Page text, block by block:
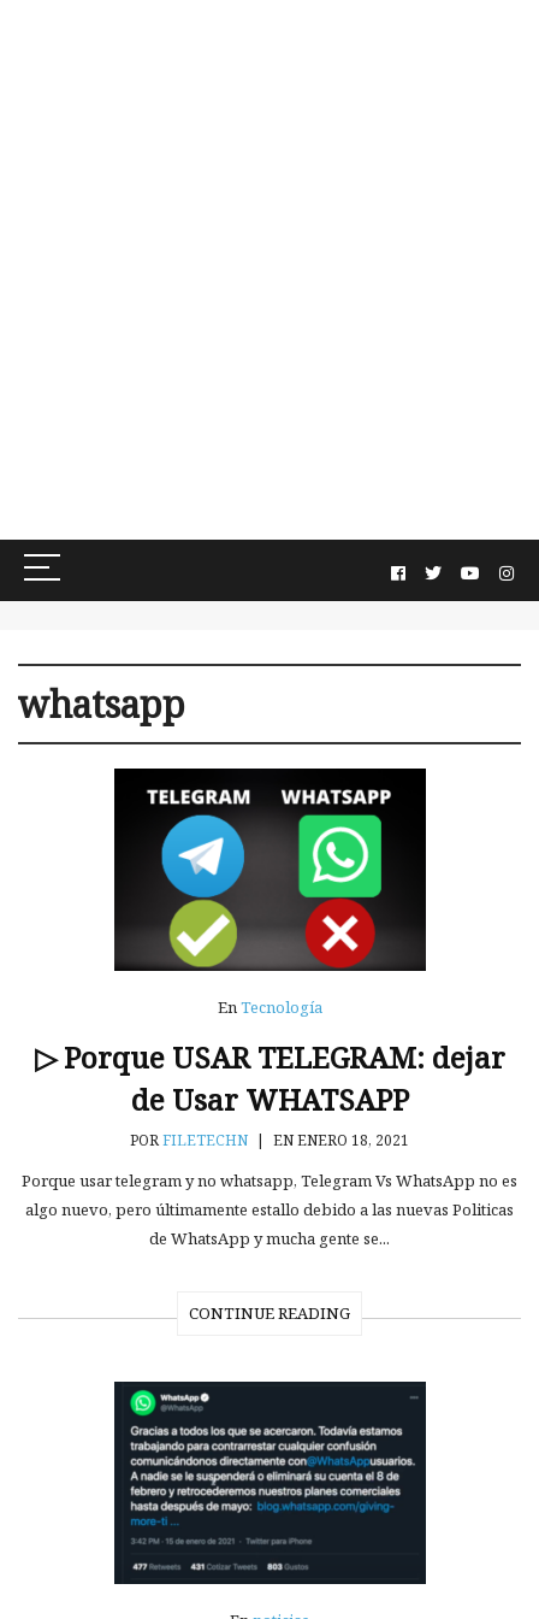
whatsapp
EnTecnología
▷ Porque USAR TELEGRAM: dejar
de Usar WHATSAPP
PORFILETECHN | EN ENERO 18, 2021
Porque usar telegram y no whatsapp, Telegram Vs WhatsApp no es
algo nuevo, pero últimamente estallo debido a las nuevas Politicas
de WhatsApp y mucha gente se...
CONTINUE READING